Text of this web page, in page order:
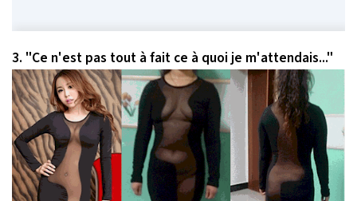
3. "Ce n'est pas tout à fait ce à quoi je m'attendais..."